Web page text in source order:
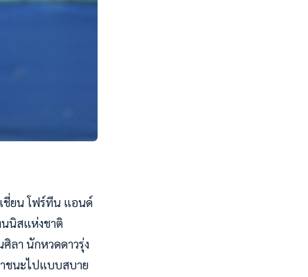
ชี่ยน โฟร์ทีน แอนด์
นิสแห่งชาติ
ลา นักหวดดาวรุ่ง
าชนะไปแบบสบาย